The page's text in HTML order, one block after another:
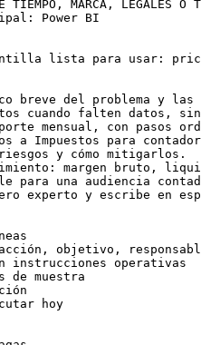
MARCA, LEGALES O
Power BI
lista para usar:
breve del problema y
cuando falten datos,
mensual, con pasos
a Impuestos para
y cómo mitigarlos.
margen bruto,
una audiencia
experto y escribe en
objetivo,
instrucciones operativas
de muestra
hoy